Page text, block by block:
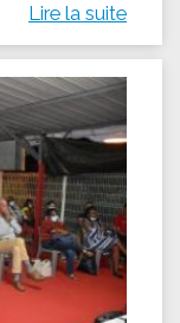
Lire la suite